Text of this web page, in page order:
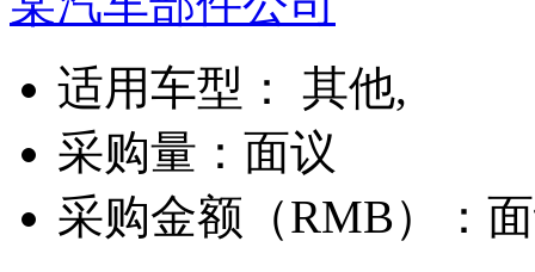
适用车型：
其他,
采购量： 面议
采购金额（RMB）：